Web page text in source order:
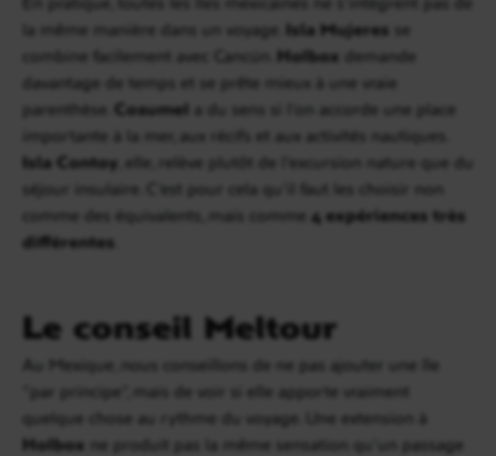
la même manière dans un voyage. Isla Mujeres se
combine facilement avec Cancún. Holbox demande
davantage de temps et se prête mieux à une vraie
parenthèse. Cozumel a du sens si l’on accorde une place
importante à la mer, aux récifs et aux activités nautiques.
Isla Contoy , elle, relève plutôt de l’excursion nature que du
séjour insulaire. C’est pour cela qu’il faut les choisir non
comme des équivalents, mais comme 4 expériences très
différentes
Le conseil Meltour
Au Mexique, nous conseillons de ne pas ajouter une île
“par principe”, mais de voir si elle apporte vraiment
quelque chose au rythme du voyage. Une extension à
Holbox ne produit pas la même sensation qu’un passage